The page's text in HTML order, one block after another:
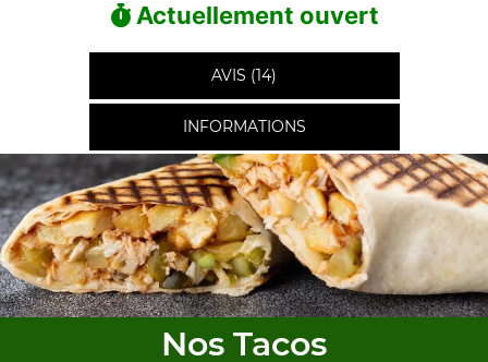
Actuellement ouvert
AVIS (14)
INFORMATIONS
Nos Tacos